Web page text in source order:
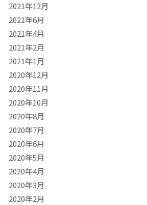
2021年12月
2021年6月
2021年4月
2021年2月
2021年1月
2020年12月
2020年11月
2020年10月
2020年8月
2020年7月
2020年6月
2020年5月
2020年4月
2020年3月
2020年2月